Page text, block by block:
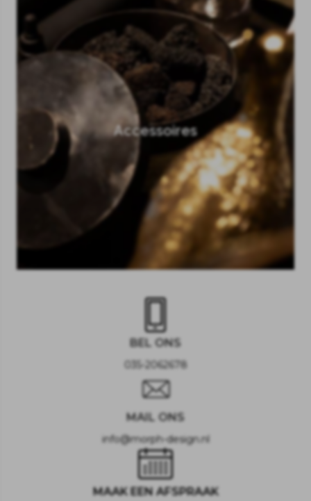
Accessoires
BEL ONS
035-2062678
MAIL ONS
info@morph-design.nl
MAAK EEN AFSPRAAK